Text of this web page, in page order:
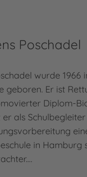
Poschadel
wurde 1966
geboren. Er ist
Diplom-
als
in Hamburg